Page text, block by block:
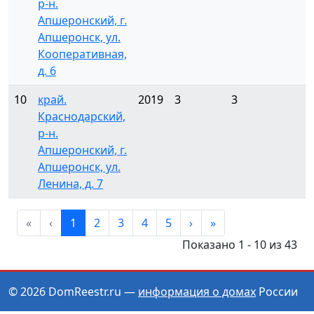
р-н.
Апшеронский, г.
Апшеронск, ул.
Кооперативная,
д. 6
10
край.
Краснодарский,
р-н.
Апшеронский, г.
Апшеронск, ул.
Ленина, д. 7
2019 3 3
« ‹ 1 2 3 4 5 ›
»
Показано 1 - 10 из 43
© 2026 DomReestr.ru — информация о домах России